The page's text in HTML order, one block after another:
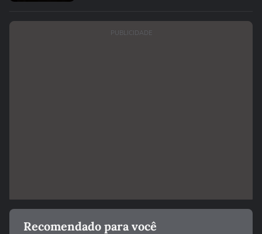
PUBLICIDADE
Recomendado para você